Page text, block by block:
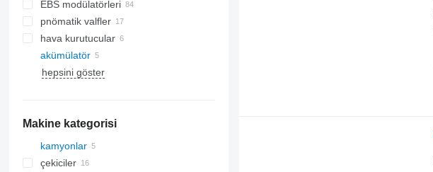
EBS modülatörleri
pnömatik valfler
hava kurutucular
akümülatör
hepsini göster
Makine kategorisi
kamyonlar
çekiciler